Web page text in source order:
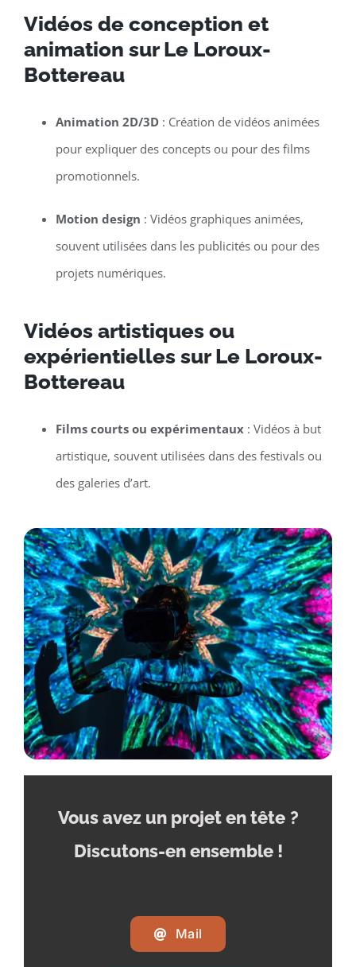
Vidéos de conception et
animation sur Le Loroux-
Bottereau
Animation 2D/3D: Création de vidéos animées
pour expliquer des concepts ou pour des films
promotionnels.
Motion design : Vidéos graphiques animées,
souvent utilisées dans les publicités ou pour des
projets numériques.
Vidéos artistiques ou
expérientielles sur Le Loroux-
Bottereau
Films courts ou expérimentaux: Vidéos à but
artistique, souvent utilisées dans des festivals ou
des galeries d’art.
Vous avez un projet en tête ?
Discutons-en ensemble !
Mail